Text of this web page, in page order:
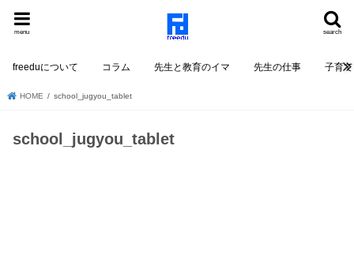
search
menu
freeduについて コラム 先生と教育のイマ 先生の仕事 子育て
HOME school_jugyou_tablet
school_jugyou_tablet